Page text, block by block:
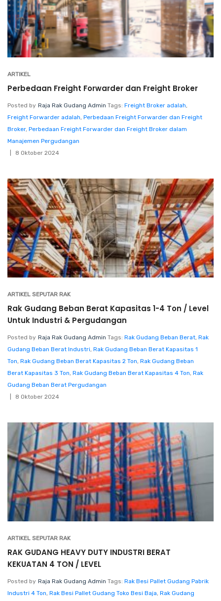
ARTIKEL
Perbedaan Freight Forwarder dan Freight Broker
Posted by Raja Rak Gudang Admin Tags: Freight Broker adalah,
Freight Forwarder adalah, Perbedaan Freight Forwarder dan Freight
Broker, Perbedaan Freight Forwarder dan Freight Broker dalam
Manajemen Pergudangan
8 Oktober 2024
ARTIKEL SEPUTAR RAK
Rak Gudang Beban Berat Kapasitas 1-4 Ton / Level
Untuk Industri & Pergudangan
Posted by Raja Rak Gudang Admin Tags: Rak Gudang Beban Berat, Rak
Gudang Beban Berat Industri, Rak Gudang Beban Berat Kapasitas 1
Ton, Rak Gudang Beban Berat Kapasitas 2 Ton, Rak Gudang Beban
Berat Kapasitas 3 Ton, Rak Gudang Beban Berat Kapasitas 4 Ton, Rak
Gudang Beban Berat Pergudangan
8 Oktober 2024
ARTIKEL SEPUTAR RAK
RAK GUDANG HEAVY DUTY INDUSTRI BERAT
KEKUATAN 4 TON / LEVEL
Posted by Raja Rak Gudang Admin Tags: Rak Besi Pallet Gudang Pabrik
Industri 4 Ton, Rak Besi Pallet Gudang Toko Besi Baja, Rak Gudang